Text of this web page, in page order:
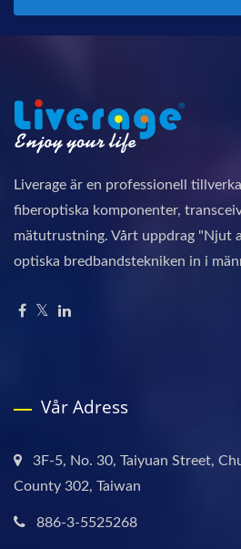
Liverage är en professionell
fiberoptiska komponenter,
mätutrustning. Vårt uppdrag "Njut
optiska bredbandstekniken in i
Vår Adress
3F-5, No. 30, Taiyuan Street,
County 302, Taiwan
886-3-5525268